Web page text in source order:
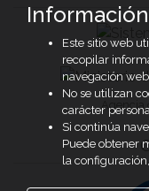
Agencia
Este sitio web
recopilar
navegación
No se utilizan
carácter
Si continúa
Puede obtener
la